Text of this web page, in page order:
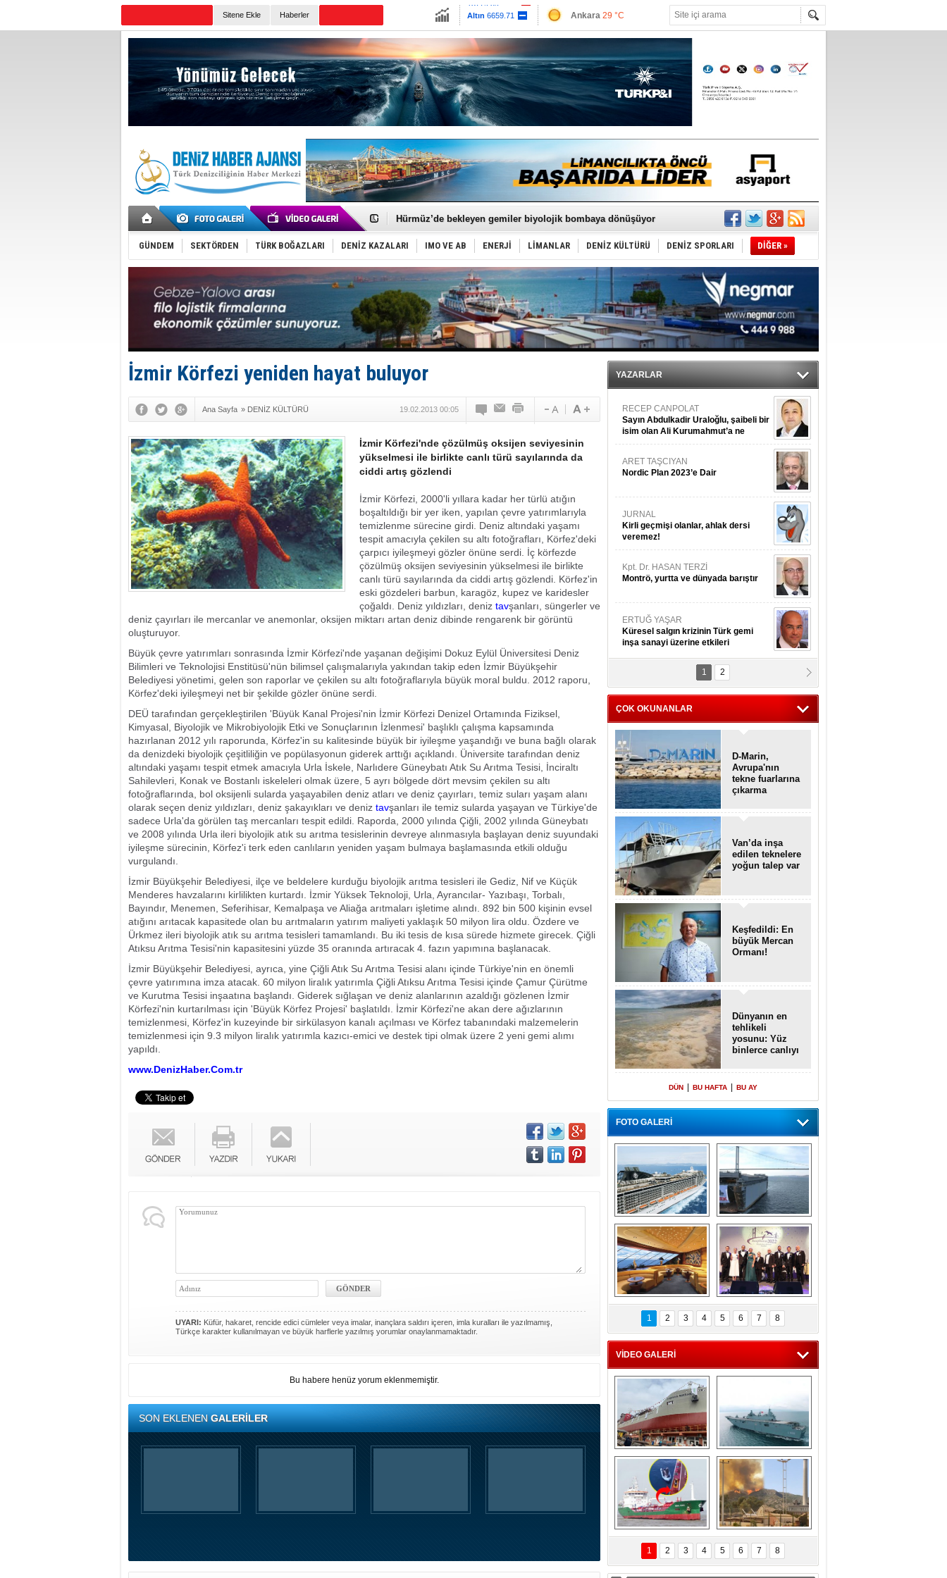
Sitene Ekle Haberler
Altın 6659.71
Euro55.1258
Ankara 29 °C
Antalya33 °C
Muğla 31 °C
Çanakkale 30 °C
Türkiye'nin ‘Denizcilik Gücü’!
Hürmüz’de bekleyen gemiler biyolojik bombaya dönüşüyor
Rusya'nın gizli filosu büyüyor!
Keşfedildi: En büyük Mercan Ormanı!
D-Marin, Avrupa'nın tekne fuarlarına çıkarma yapacak
Van’da inşa edilen teknelere yoğun talep var
ASEAN ilk P&I Sigorta Kulübünü kurmaya hazırlanıyor
TAYK - Eker Olympos Regatta'da ilk start!
İstanbul ve Çanakkale: 6 ayda 40.000 gemi
TEKNOFEST ‘Mavi Vatan’ ziyaretçi kayıtları başladı!
Tersane işçilerinin direnişi, kazanımla sonuçlandı
İngiliz aktivistler, gemide mahsur kaldı!
FESCO, Karadeniz'de yeni sevkiyat taleplerini durdurdu
DESE, BIMCO’ya katıldı
GÜNDEM SEKTÖRDEN TÜRK BOĞAZLARI DENİZ KAZALARI IMO VE AB ENERJİ LİMANLAR DENİZ KÜLTÜRÜ DENİZ SPORLARI DİĞER »
İzmir Körfezi yeniden hayat buluyor
Ana Sayfa » DENİZ KÜLTÜRÜ 19.02.2013 00:05
İzmir Körfezi'nde çözülmüş oksijen seviyesinin
yükselmesi ile birlikte canlı türü sayılarında da
ciddi artış gözlendi
İzmir Körfezi, 2000'li yıllara kadar her türlü atığın
boşaltıldığı bir yer iken, yapılan çevre yatırımlarıyla
temizlenme sürecine girdi. Deniz altındaki yaşamı
tespit amacıyla çekilen su altı fotoğrafları, Körfez'deki
çarpıcı iyileşmeyi gözler önüne serdi. İç körfezde
çözülmüş oksijen seviyesinin yükselmesi ile birlikte
canlı türü sayılarında da ciddi artış gözlendi. Körfez'in
eski gözdeleri barbun, karagöz, kupez ve karidesler
çoğaldı. Deniz yıldızları, deniz tavşanları, süngerler ve
deniz çayırları ile mercanlar ve anemonlar, oksijen miktarı artan deniz dibinde rengarenk bir görüntü
oluşturuyor.
Büyük çevre yatırımları sonrasında İzmir Körfezi'nde yaşanan değişimi Dokuz Eylül Üniversitesi Deniz
Bilimleri ve Teknolojisi Enstitüsü'nün bilimsel çalışmalarıyla yakından takip eden İzmir Büyükşehir
Belediyesi yönetimi, gelen son raporlar ve çekilen su altı fotoğraflarıyla büyük moral buldu. 2012 raporu,
Körfez'deki iyileşmeyi net bir şekilde gözler önüne serdi.
DEÜ tarafından gerçekleştirilen 'Büyük Kanal Projesi'nin İzmir Körfezi Denizel Ortamında Fiziksel,
Kimyasal, Biyolojik ve Mikrobiyolojik Etki ve Sonuçlarının İzlenmesi' başlıklı çalışma kapsamında
hazırlanan 2012 yılı raporunda, Körfez'in su kalitesinde büyük bir iyileşme yaşandığı ve buna bağlı olarak
da denizdeki biyolojik çeşitliliğin ve popülasyonun giderek arttığı açıklandı. Üniversite tarafından deniz
altındaki yaşamı tespit etmek amacıyla Urla İskele, Narlıdere Güneybatı Atık Su Arıtma Tesisi, İnciraltı
Sahilevleri, Konak ve Bostanlı iskeleleri olmak üzere, 5 ayrı bölgede dört mevsim çekilen su altı
fotoğraflarında, bol oksijenli sularda yaşayabilen deniz atları ve deniz çayırları, temiz suları yaşam alanı
olarak seçen deniz yıldızları, deniz şakayıkları ve deniz tavşanları ile temiz sularda yaşayan ve Türkiye'de
sadece Urla'da görülen taş mercanları tespit edildi. Raporda, 2000 yılında Çiğli, 2002 yılında Güneybatı
ve 2008 yılında Urla ileri biyolojik atık su arıtma tesislerinin devreye alınmasıyla başlayan deniz suyundaki
iyileşme sürecinin, Körfez'i terk eden canlıların yeniden yaşam bulmaya başlamasında etkili olduğu
vurgulandı.
İzmir Büyükşehir Belediyesi, ilçe ve beldelere kurduğu biyolojik arıtma tesisleri ile Gediz, Nif ve Küçük
Menderes havzalarını kirlilikten kurtardı. İzmir Yüksek Teknoloji, Urla, Ayrancılar- Yazıbaşı, Torbalı,
Bayındır, Menemen, Seferihisar, Kemalpaşa ve Aliağa arıtmaları işletime alındı. 892 bin 500 kişinin evsel
atığını arıtacak kapasitede olan bu arıtmaların yatırım maliyeti yaklaşık 50 milyon lira oldu. Özdere ve
Ürkmez ileri biyolojik atık su arıtma tesisleri tamamlandı. Bu iki tesis de kısa sürede hizmete girecek. Çiğli
Atıksu Arıtma Tesisi'nin kapasitesini yüzde 35 oranında artıracak 4. fazın yapımına başlanacak.
İzmir Büyükşehir Belediyesi, ayrıca, yine Çiğli Atık Su Arıtma Tesisi alanı içinde Türkiye'nin en önemli
çevre yatırımına imza atacak. 60 milyon liralık yatırımla Çiğli Atıksu Arıtma Tesisi içinde Çamur Çürütme
ve Kurutma Tesisi inşaatına başlandı. Giderek sığlaşan ve deniz alanlarının azaldığı gözlenen İzmir
Körfezi'nin kurtarılması için 'Büyük Körfez Projesi' başlatıldı. İzmir Körfezi'ne akan dere ağızlarının
temizlenmesi, Körfez'in kuzeyinde bir sirkülasyon kanalı açılması ve Körfez tabanındaki malzemelerin
temizlenmesi için 9.3 milyon liralık yatırımla kazıcı-emici ve destek tipi olmak üzere 2 yeni gemi alımı
yapıldı.
www.DenizHaber.Com.tr
UYARI: Küfür, hakaret, rencide edici cümleler veya imalar, inançlara saldırı içeren, imla kuralları ile yazılmamış,
Türkçe karakter kullanılmayan ve büyük harflerle yazılmış yorumlar onaylanmamaktadır.
Bu habere henüz yorum eklenmemiştir.
SON EKLENENGALERİLER
YAZARLAR
RECEP CANPOLAT
Sayın Abdulkadir Uraloğlu, şaibeli bir
isim olan Ali Kurumahmut’a ne
danışıyorsunuz?
ARET TAŞCIYAN
Nordic Plan 2023’e Dair
JURNAL
Kirli geçmişi olanlar, ahlak dersi
veremez!
Kpt. Dr. HASAN TERZİ
Montrö, yurtta ve dünyada barıştır
ERTUĞ YAŞAR
Küresel salgın krizinin Türk gemi
inşa sanayi üzerine etkileri
Kpt. MESUT AZMİ GÖKSOY
ithafen...
1 2
ÇOK OKUNANLAR
D-Marin,
Avrupa'nın
tekne fuarlarına
çıkarma
Van’da inşa
edilen teknelere
yoğun talep var
Keşfedildi: En
büyük Mercan
Ormanı!
Dünyanın en
tehlikeli
yosunu: Yüz
binlerce canlıyı
DÜN BU HAFTA BU AY
FOTO GALERİ
“Gemi içinde gemi”
konsepti ile MSC
Splendida
Dünyada tek!
Denizaltı yüzer
havuzu intikal
seyrine başladı
MSC'den 55 milyon
euroluk turizm geliri
müjdesi
5. Bosphorus Ship
Brokers Dinner,
İstanbul’da yapıldı
1 2 3 4 5 6 7 8
VİDEO GALERİ
Çeksan Tersanesi,
Başaran Bayrak
tankerini suya
indirdi
TCG Anadolu,
tersane teknik
seyrini tamamladı
Göçmenlerin
imdadına Türk
sahipli MINA DENIZ
yetişti
Milas’taki yangın
yeniden termik
santrallere doğru
ilerliyor
1 2 3 4 5 6 7 8